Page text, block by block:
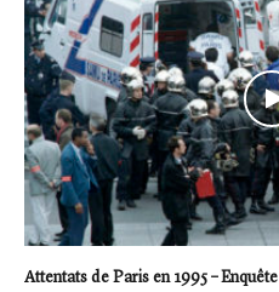
Attentats de Paris en 1995 –